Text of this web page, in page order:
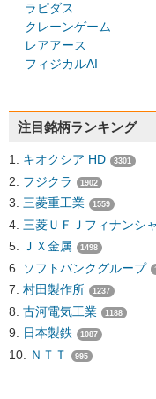
ラピダス
クレーンゲーム
レアアース
フィジカルAI
注目銘柄ランキング
キオクシア HD 3301
フジクラ 1902
三菱重工業 1559
三菱ＵＦＪフィナンシ
ＪＸ金属 1498
ソフトバンクグループ
村田製作所 1237
古河電気工業 1188
日本製鉄 1087
ＮＴＴ 995